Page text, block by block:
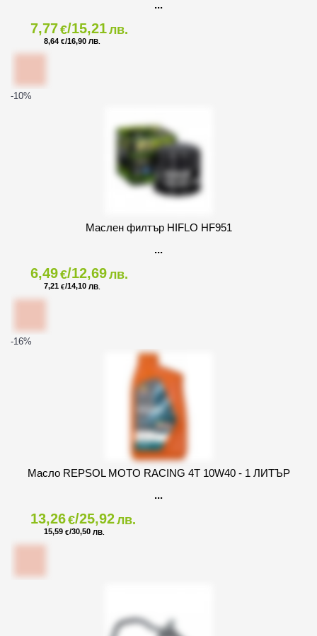
7,77€/15,21лв.
8,64 €/16,90 ЛВ.
-10%
Маслен филтър HIFLO HF951
6,49€/12,69лв.
7,21 €/14,10 ЛВ.
-16%
Масло REPSOL MOTO RACING 4T 10W40 - 1 ЛИТЪР
13,26€/25,92лв.
15,59 €/30,50 ЛВ.